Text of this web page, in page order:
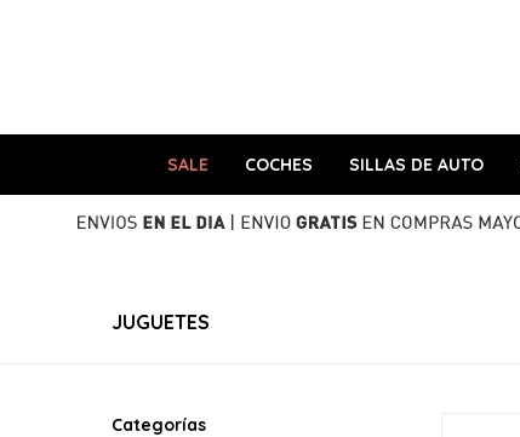
SALE COCHES SILLAS DE AUTO
JUGUETES
Categorías